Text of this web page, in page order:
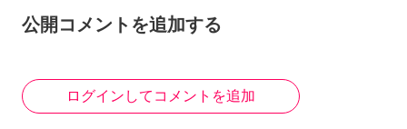
名古屋市はだめですか？
公開コメントを追加する
ログインしてコメントを追加